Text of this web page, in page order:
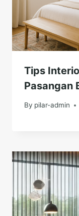
Tips
Pasangan
By pilar-admin